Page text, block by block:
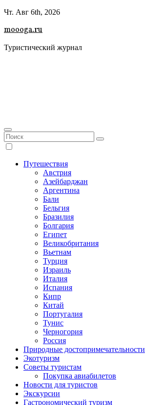
Чт. Авг 6th, 2026
moooga.ru
Туристический журнал
Путешествия
Австрия
Азейбарджан
Аргентина
Бали
Бельгия
Бразилия
Болгария
Египет
Великобритания
Вьетнам
Турция
Израиль
Италия
Испания
Кипр
Китай
Португалия
Тунис
Черногория
Россия
Природные достопримечательности
Экотуризм
Советы туристам
Покупка авиабилетов
Новости для туристов
Экскурсии
Гастрономический туризм